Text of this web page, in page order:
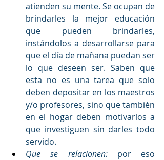
atienden su mente. Se ocupan de
brindarles la mejor educación
que pueden brindarles,
instándolos a desarrollarse para
que el día de mañana puedan ser
lo que deseen ser. Saben que
esta no es una tarea que solo
deben depositar en los maestros
y/o profesores, sino que también
en el hogar deben motivarlos a
que investiguen sin darles todo
servido.
Que se relacionen: por eso